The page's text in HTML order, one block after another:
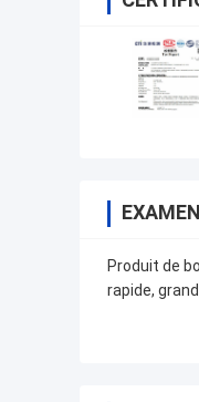
Produit de
rapide, grand